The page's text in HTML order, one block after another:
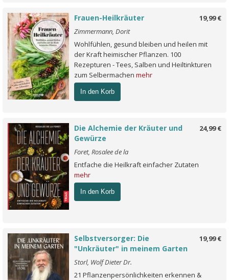
19,99 €
Frauen-Heilkräuter
Zimmermann, Dorit
Wohlfühlen, gesund bleiben und heilen mit
der Kraft heimischer Pflanzen. 100
Rezepturen - Tees, Salben und Heiltinkturen
zum Selbermachen mehr
In den Korb
24,99 €
Die Alchemie der Kräuter und
Gewürze
Foret, Rosalee de la
Entfache die Heilkraft einfacher Zutaten
mehr
In den Korb
19,99 €
Selbstversorger: Die
"Unkräuter" in meinem Garten
Storl, Wolf Dieter Dr.
21 Pflanzenpersönlichkeiten erkennen &